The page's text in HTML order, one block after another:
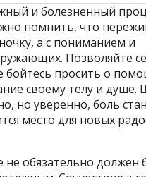
и болезненный
помнить, что
а с пониманием и
Позволяйте
бойтесь просить о
своему телу и душе.
но уверенно, боль
место для новых
не обязательно должен